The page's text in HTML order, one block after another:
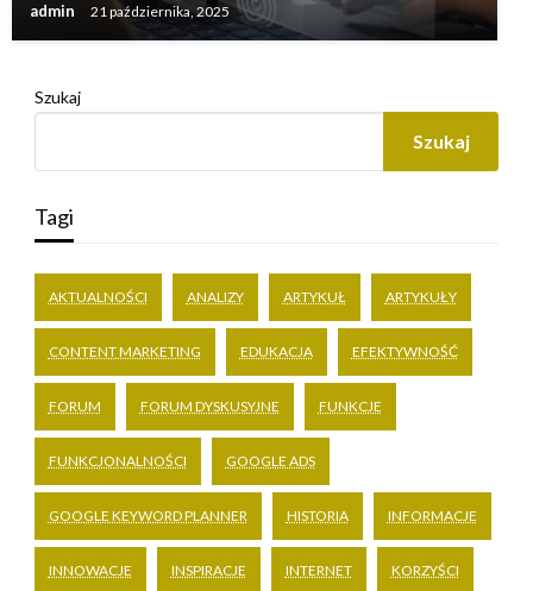
admin 21 października, 2025
Szukaj
Szukaj
Tagi
AKTUALNOŚCI ANALIZY ARTYKUŁ ARTYKUŁY
CONTENT MARKETING EDUKACJA EFEKTYWNOŚĆ
FORUM FORUM DYSKUSYJNE FUNKCJE
FUNKCJONALNOŚCI GOOGLE ADS
GOOGLE KEYWORD PLANNER HISTORIA INFORMACJE
INNOWACJE INSPIRACJE INTERNET KORZYŚCI